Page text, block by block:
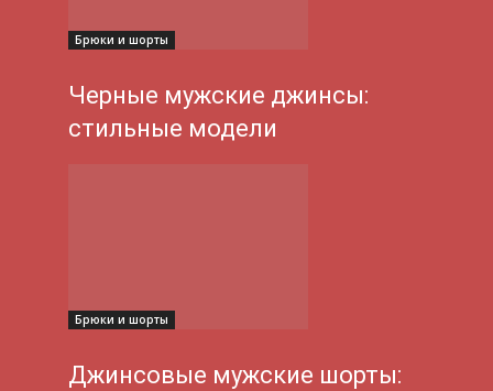
Брюки и шорты
Черные мужские джинсы:
стильные модели
Брюки и шорты
Джинсовые мужские шорты: